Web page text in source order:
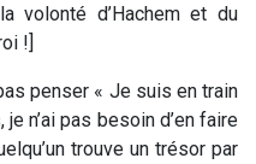
volonté d’Hachem et du
!]
penser « Je suis en train
n’ai pas besoin d’en faire
trouve un trésor par